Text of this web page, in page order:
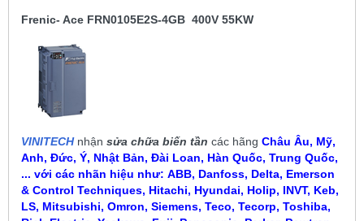
Frenic- Ace FRN0105E2S-4GB 400V 55KW
VINITECHnhận sửa chữa biến tần các hãng Châu Âu, Mỹ,
Anh, Đức, Ý, Nhật Bản, Đài Loan, Hàn Quốc, Trung Quốc,
... với các nhãn hiệu như: ABB, Danfoss, Delta, Emerson
& Control Techniques, Hitachi, Hyundai, Holip, INVT, Keb,
LS, Mitsubishi, Omron, Siemens, Teco, Tecorp, Toshiba,